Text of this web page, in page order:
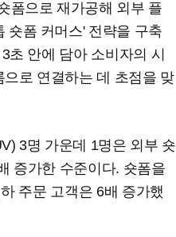
폼으로 재가공해 외부 플
숏폼 커머스' 전략을 구축
초 안에 담아 소비자의 시
로 연결하는 데 초점을 맞
3명 가운데 1명은 외부 숏
증가한 수준이다. 숏폼을
주문 고객은 6배 증가했